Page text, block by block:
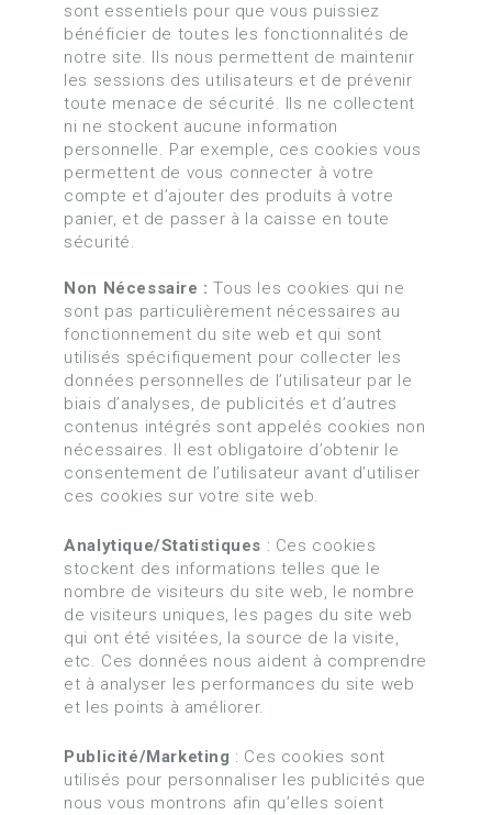
sont essentiels pour que vous puissiez
bénéficier de toutes les fonctionnalités de
notre site. Ils nous permettent de maintenir
les sessions des utilisateurs et de prévenir
toute menace de sécurité. Ils ne collectent
ni ne stockent aucune information
personnelle. Par exemple, ces cookies vous
permettent de vous connecter à votre
compte et d’ajouter des produits à votre
panier, et de passer à la caisse en toute
sécurité.
Non Nécessaire :Tous les cookies qui ne
sont pas particulièrement nécessaires au
fonctionnement du site web et qui sont
utilisés spécifiquement pour collecter les
données personnelles de l’utilisateur par le
biais d’analyses, de publicités et d’autres
contenus intégrés sont appelés cookies non
nécessaires. Il est obligatoire d’obtenir le
consentement de l’utilisateur avant d’utiliser
ces cookies sur votre site web.
Analytique/Statistiques : Ces cookies
stockent des informations telles que le
nombre de visiteurs du site web, le nombre
de visiteurs uniques, les pages du site web
qui ont été visitées, la source de la visite,
etc. Ces données nous aident à comprendre
et à analyser les performances du site web
et les points à améliorer.
Publicité/Marketing : Ces cookies sont
utilisés pour personnaliser les publicités que
nous vous montrons afin qu’elles soient